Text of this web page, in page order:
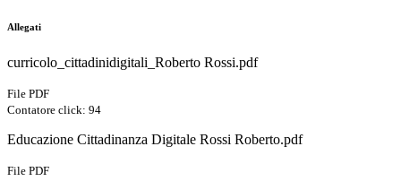
Allegati
curricolo_cittadinidigitali_Roberto Rossi.pdf
File PDF
Contatore click: 94
Educazione Cittadinanza Digitale Rossi Roberto.pdf
File PDF